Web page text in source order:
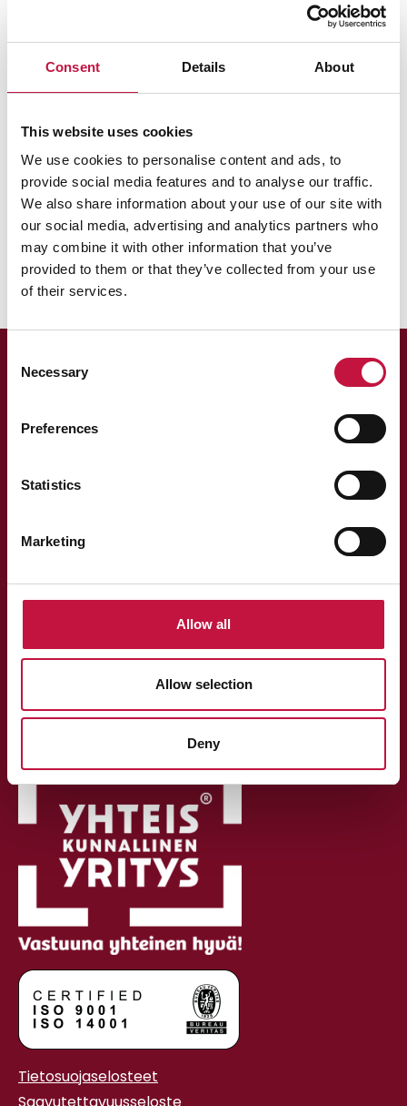
Consent Details About
This website uses cookies
We use cookies to personalise content and ads, to
provide social media features and to analyse our traffic.
We also share information about your use of our site with
our social media, advertising and analytics partners who
may combine it with other information that you’ve
provided to them or that they’ve collected from your use
of their services.
Selection
Necessary
Preferences
Statistics
Marketing
Allow all
Allow selection
Deny
Suosittelemme viemään hehkulamput,
halogeenilamput ja autojen lamput Kontiokaaren
l) maksutta.
Voit laittaa yksittäisen hehkulampun,
halogeenilampun ja autonlampun poltettavaan
jätteeseen, sillä jätteelle ei ole
hyötykäyttömahdollisuuksia.
013 318 198 arkisin klo 9–15
» Asioi verkossa
Ivontie 11c, 80230 Joensuu
- ei asiakaspalvelua
Postiosoite:
Tietosuojaselosteet